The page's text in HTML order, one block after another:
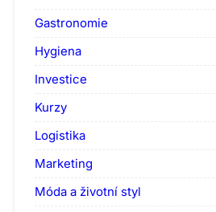
Gastronomie
Hygiena
Investice
Kurzy
Logistika
Marketing
Móda a životní styl